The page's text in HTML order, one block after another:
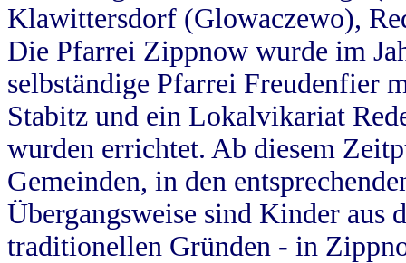
Klawittersdorf (Glowaczewo),
Die Pfarrei Zippnow wurde im
selbständige Pfarrei Freudenfier
Stabitz und ein Lokalvikariat
wurden errichtet. Ab diesem
Gemeinden, in den
Übergangsweise sind Kinder aus
traditionellen Gründen - in